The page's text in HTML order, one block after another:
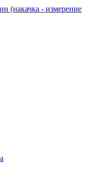
(накачка - измерение